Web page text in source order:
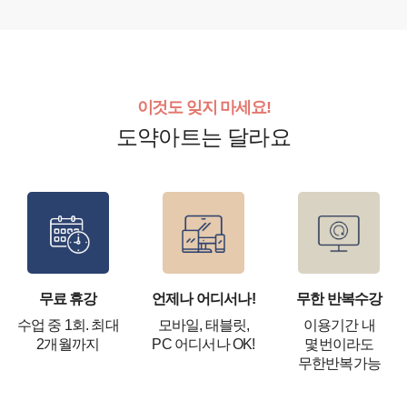
이것도 잊지 마세요!
도약아트는 달라요
무료 휴강
수업 중 1회. 최대
2개월까지
언제나 어디서나!
모바일, 태블릿,
PC 어디서나 OK!
무한 반복수강
이용기간 내
몇번이라도
무한반복가능